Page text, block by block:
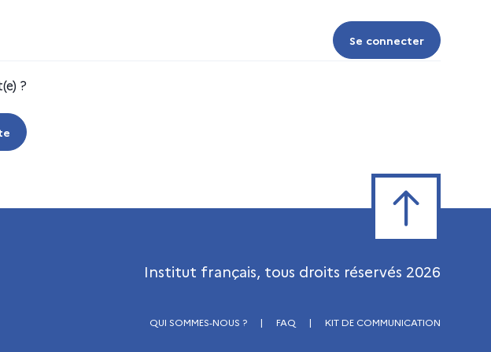
Se connecter
Se connecter
?
Institut français, tous droits réservés 2026
QUI SOMMES-NOUS ? | FAQ | KIT DE COMMUNICATION